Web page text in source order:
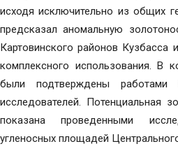
исходя исключительно из общих
предсказал аномальную
Картовинского районов Кузбасса
комплексного использования. В
были подтверждены работами
исследователей. Потенциальная
показана проведенными
угленосных площадей